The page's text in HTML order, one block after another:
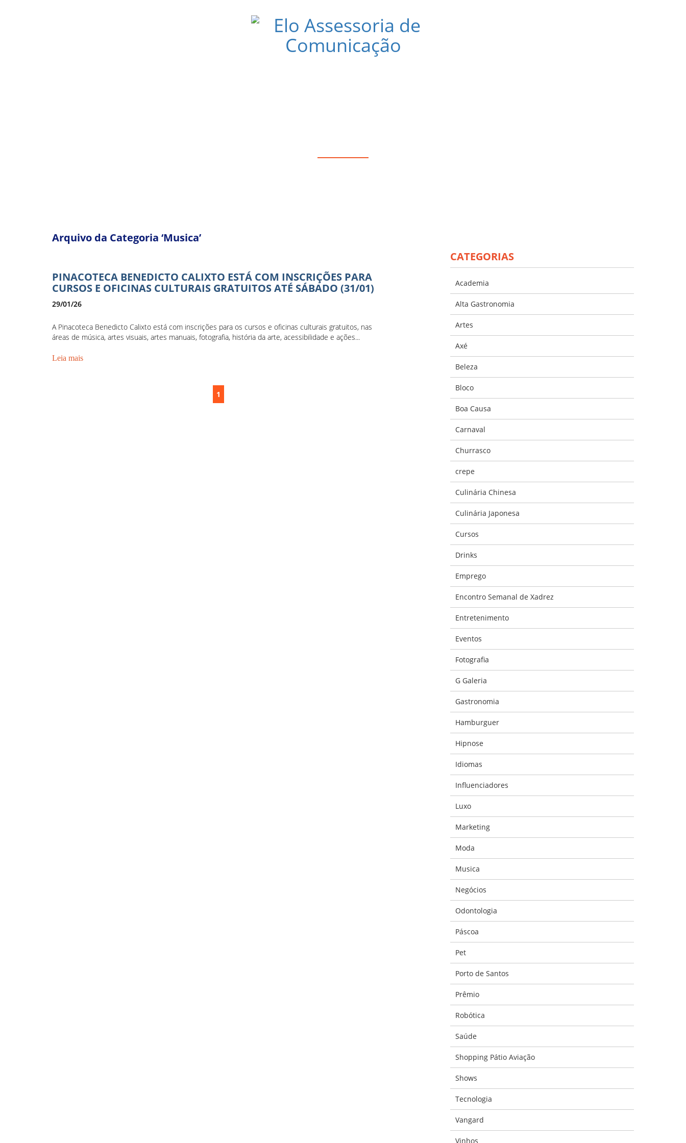
Arquivo da Categoria ‘Musica’
PINACOTECA BENEDICTO CALIXTO ESTÁ COM INSCRIÇÕES PARA
CURSOS E OFICINAS CULTURAIS GRATUITOS ATÉ SÁBADO (31/01)
29/01/26
A Pinacoteca Benedicto Calixto está com inscrições para os cursos e oficinas culturais gratuitos, nas
áreas de música, artes visuais, artes manuais, fotografia, história da arte, acessibilidade e ações...
Leia mais
1
CATEGORIAS
Academia
Alta Gastronomia
Artes
Axé
Beleza
Bloco
Boa Causa
Carnaval
Churrasco
crepe
Culinária Chinesa
Culinária Japonesa
Cursos
Drinks
Emprego
Encontro Semanal de Xadrez
Entretenimento
Eventos
Fotografia
G Galeria
Gastronomia
Hamburguer
Hipnose
Idiomas
Influenciadores
Luxo
Marketing
Moda
Musica
Negócios
Odontologia
Páscoa
Pet
Porto de Santos
Prêmio
Robótica
Saúde
Shopping Pátio Aviação
Shows
Tecnologia
Vangard
Vinhos